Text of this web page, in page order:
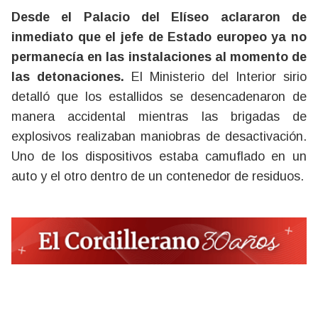
Desde el Palacio del Elíseo aclararon de
inmediato que el jefe de Estado europeo ya no
permanecía en las instalaciones al momento de
las detonaciones. El Ministerio del Interior sirio
detalló que los estallidos se desencadenaron de
manera accidental mientras las brigadas de
explosivos realizaban maniobras de desactivación.
Uno de los dispositivos estaba camuflado en un
auto y el otro dentro de un contenedor de residuos.